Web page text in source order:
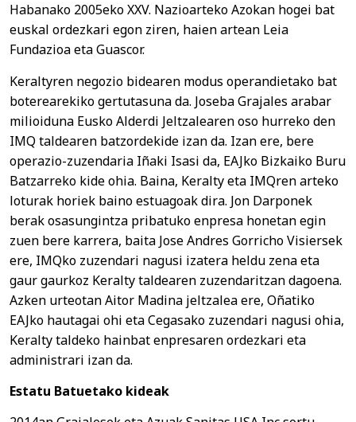
Habanako 2005eko XXV. Nazioarteko Azokan hogei bat
euskal ordezkari egon ziren, haien artean Leia
Fundazioa eta Guascor.
Keraltyren negozio bidearen modus operandietako bat
boterearekiko gertutasuna da. Joseba Grajales arabar
milioiduna Eusko Alderdi Jeltzalearen oso hurreko den
IMQ taldearen batzordekide izan da. Izan ere, bere
operazio-zuzendaria Iñaki Isasi da, EAJko Bizkaiko Buru
Batzarreko kide ohia. Baina, Keralty eta IMQren arteko
loturak horiek baino estuagoak dira. Jon Darponek
berak osasungintza pribatuko enpresa honetan egin
zuen bere karrera, baita Jose Andres Gorricho Visiersek
ere, IMQko zuzendari nagusi izatera heldu zena eta
gaur gaurkoz Keralty taldearen zuzendaritzan dagoena.
Azken urteotan Aitor Madina jeltzalea ere, Oñatiko
EAJko hautagai ohi eta Cegasako zuzendari nagusi ohia,
Keralty taldeko hainbat enpresaren ordezkari eta
administrari izan da.
Estatu Batuetako kideak